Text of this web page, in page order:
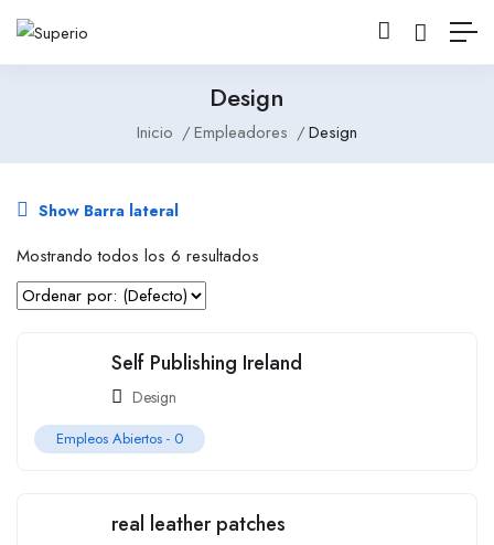
Design
Inicio Empleadores Design
Show Barra lateral
Mostrando todos los 6 resultados
Self Publishing Ireland
Design
Empleos Abiertos - 0
real leather patches